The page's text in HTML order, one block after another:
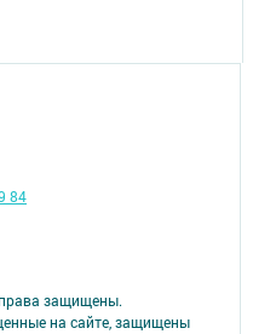
защищены.
на сайте, защищены
84